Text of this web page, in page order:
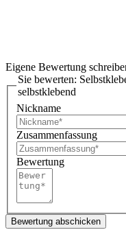
Eigene Bewertung
Sie bewerten:
selbstklebend
Nickname
Zusammenfassung
Bewertung
Bewertung abschicken